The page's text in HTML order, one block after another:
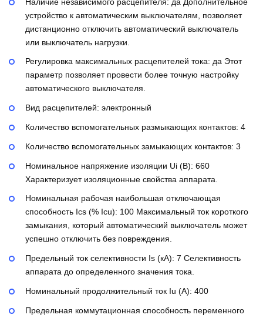
устройство к автоматическим выключателям, позволяет
дистанционно отключить автоматический выключатель
или выключатель нагрузки.
Регулировка максимальных расцепителей тока: да Этот
параметр позволяет провести более точную настройку
автоматического выключателя.
Вид расцепителей: электронный
Количество вспомогательных размыкающих контактов: 4
Количество вспомогательных замыкающих контактов: 3
Номинальное напряжение изоляции Ui (В): 660
Характеризует изоляционные свойства аппарата.
Номинальная рабочая наибольшая отключающая
способность Ics (% Icu): 100 Максимальный ток короткого
замыкания, который автоматический выключатель может
успешно отключить без повреждения.
Предельный ток селективности Is (кА): 7 Селективность
аппарата до определенного значения тока.
Номинальный продолжительный ток Iu (А): 400
Предельная коммутационная способность переменного